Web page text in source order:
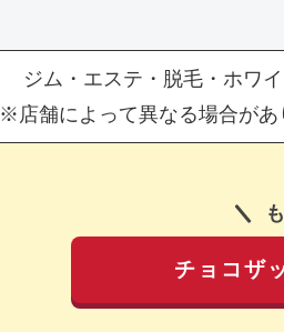
ジム・エステ・脱毛・ホワ
※店舗によって異なる場合があ
チョコザ